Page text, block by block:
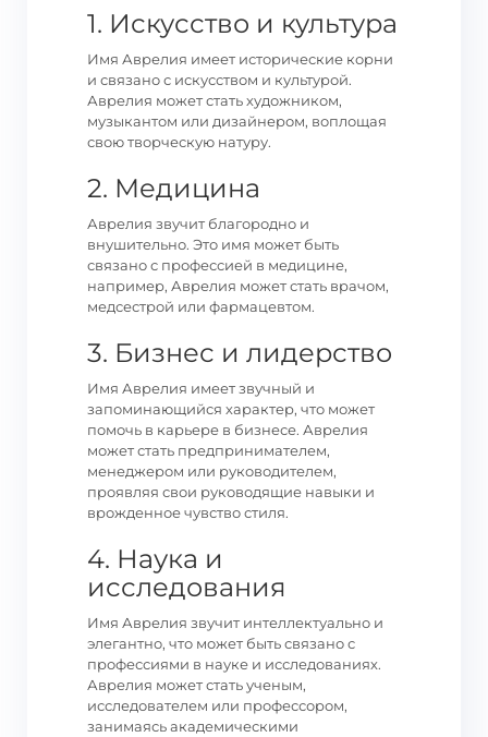
1. Искусство и культура
Имя Аврелия имеет исторические корни
и связано с искусством и культурой.
Аврелия может стать художником,
музыкантом или дизайнером, воплощая
свою творческую натуру.
2. Медицина
Аврелия звучит благородно и
внушительно. Это имя может быть
связано с профессией в медицине,
например, Аврелия может стать врачом,
медсестрой или фармацевтом.
3. Бизнес и лидерство
Имя Аврелия имеет звучный и
запоминающийся характер, что может
помочь в карьере в бизнесе. Аврелия
может стать предпринимателем,
менеджером или руководителем,
проявляя свои руководящие навыки и
врожденное чувство стиля.
4. Наука и
исследования
Имя Аврелия звучит интеллектуально и
элегантно, что может быть связано с
профессиями в науке и исследованиях.
Аврелия может стать ученым,
исследователем или профессором,
занимаясь академическими